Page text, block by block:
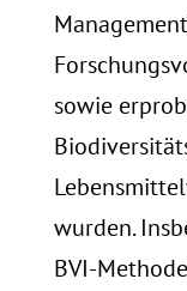
sowie
wurden.
BVI-